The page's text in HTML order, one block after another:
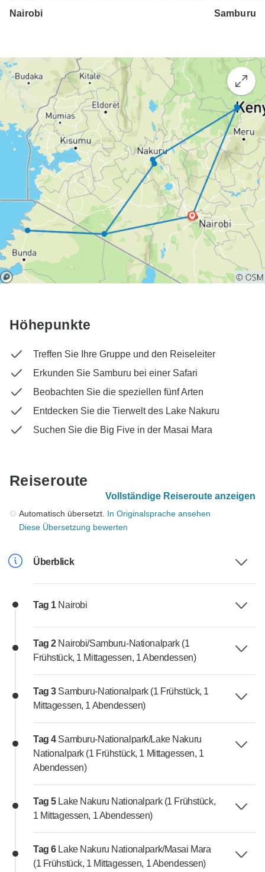
Nairobi Samburu
Höhepunkte
Treffen Sie Ihre Gruppe und den Reiseleiter
Erkunden Sie Samburu bei einer Safari
Beobachten Sie die speziellen fünf Arten
Entdecken Sie die Tierwelt des Lake Nakuru
Suchen Sie die Big Five in der Masai Mara
Reiseroute
Vollständige Reiseroute anzeigen
Automatisch übersetzt. In Originalsprache ansehen
Diese Übersetzung bewerten
Überblick
Tag 1 Nairobi
Tag 2 Nairobi/Samburu-Nationalpark (1
Frühstück, 1 Mittagessen, 1 Abendessen)
Tag 3 Samburu-Nationalpark (1 Frühstück, 1
Mittagessen, 1 Abendessen)
Tag 4 Samburu-Nationalpark/Lake Nakuru
Nationalpark (1 Frühstück, 1 Mittagessen, 1
Abendessen)
Tag 5 Lake Nakuru Nationalpark (1 Frühstück,
1 Mittagessen, 1 Abendessen)
Tag 6 Lake Nakuru Nationalpark/Masai Mara
(1 Frühstück, 1 Mittagessen, 1 Abendessen)